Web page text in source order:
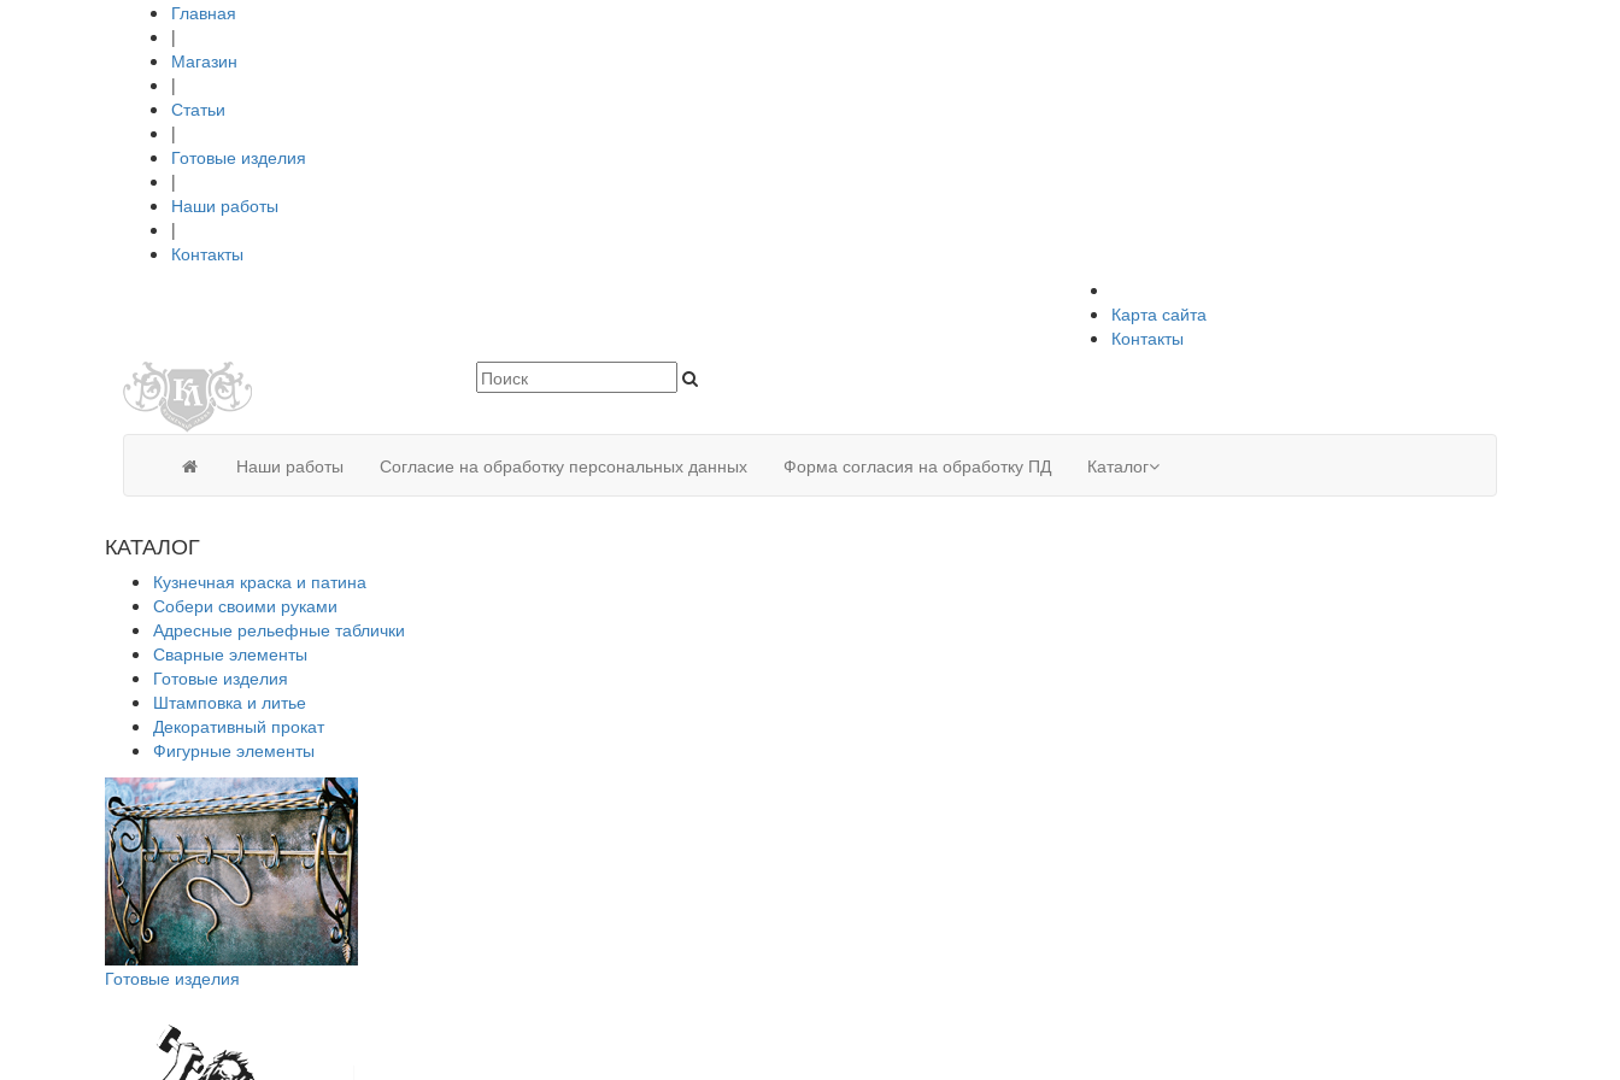
Главная
|
Магазин
|
Статьи
|
Готовые изделия
|
Наши работы
|
Контакты
Карта сайта
Контакты
Наши работы Согласие на обработку персональных данных Форма согласия на обработку ПД Каталог
КАТАЛОГ
Кузнечная краска и патина
Собери своими руками
Адресные рельефные таблички
Сварные элементы
Готовые изделия
Штамповка и литье
Декоративный прокат
Фигурные элементы
Готовые изделия